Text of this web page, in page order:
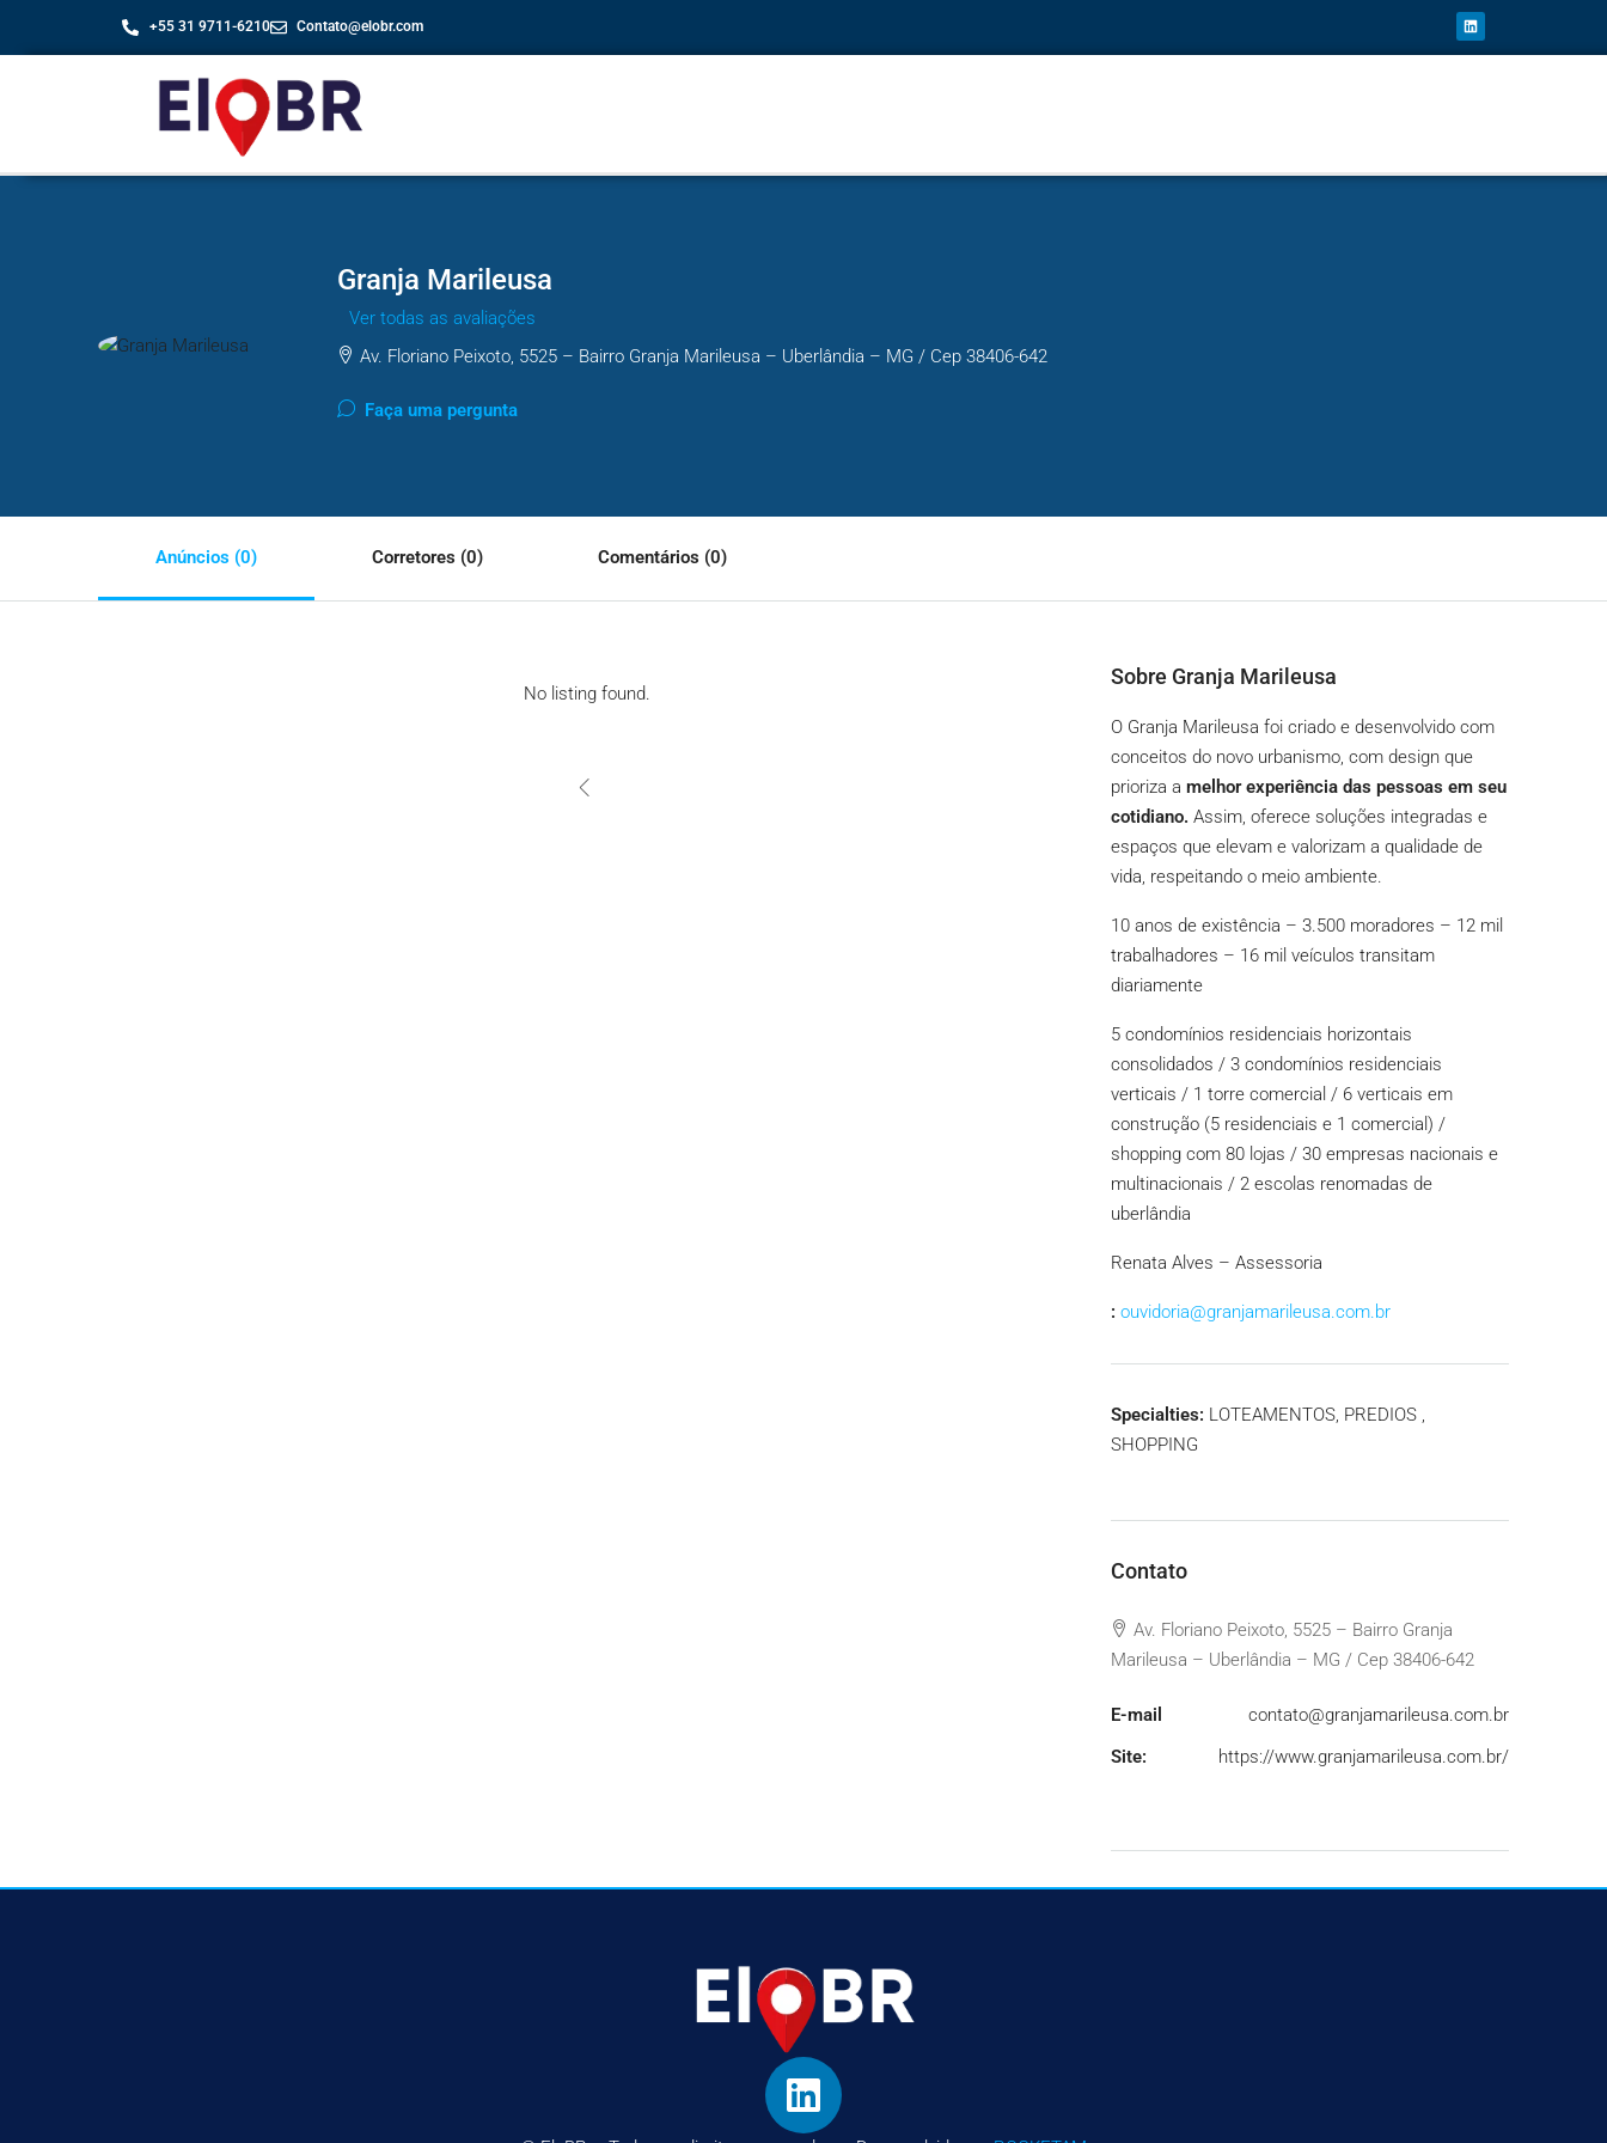
+55 31 9711-6210 Contato@elobr.com
Granja Marileusa
Ver todas as avaliações
Av. Floriano Peixoto, 5525 – Bairro Granja Marileusa – Uberlândia – MG / Cep 38406-642
Faça uma pergunta
Anúncios (0) Corretores (0) Comentários (0)
No listing found.
Sobre Granja Marileusa
O Granja Marileusa foi criado e desenvolvido com
conceitos do novo urbanismo, com design que
prioriza a melhor experiência das pessoas em seu
cotidiano. Assim, oferece soluções integradas e
espaços que elevam e valorizam a qualidade de
vida, respeitando o meio ambiente.
10 anos de existência – 3.500 moradores – 12 mil
trabalhadores – 16 mil veículos transitam
diariamente
5 condomínios residenciais horizontais
consolidados / 3 condomínios residenciais
verticais / 1 torre comercial / 6 verticais em
construção (5 residenciais e 1 comercial) /
shopping com 80 lojas / 30 empresas nacionais e
multinacionais / 2 escolas renomadas de
uberlândia
Renata Alves – Assessoria
: ouvidoria@granjamarileusa.com.br
Specialties: LOTEAMENTOS, PREDIOS ,
SHOPPING
Contato
Av. Floriano Peixoto, 5525 – Bairro Granja
Marileusa – Uberlândia – MG / Cep 38406-642
E-mail
contato@granjamarileusa.com.br
Site:
https://www.granjamarileusa.com.br/